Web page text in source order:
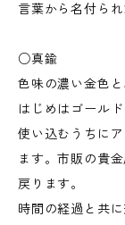
言葉から名付ら
○真鍮
色味の濃い金色
はじめはゴール
使い込むうちに
ます。市販の貴
戻ります。
時間の経過と共